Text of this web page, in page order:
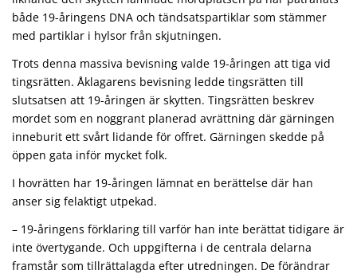
både 19-åringens DNA och tändsatspartiklar som stämmer
med partiklar i hylsor från skjutningen.
Trots denna massiva bevisning valde 19-åringen att tiga vid
tingsrätten. Åklagarens bevisning ledde tingsrätten till
slutsatsen att 19-åringen är skytten. Tingsrätten beskrev
mordet som en noggrant planerad avrättning där gärningen
inneburit ett svårt lidande för offret. Gärningen skedde på
öppen gata inför mycket folk.
I hovrätten har 19-åringen lämnat en berättelse där han
anser sig felaktigt utpekad.
– 19-åringens förklaring till varför han inte berättat tidigare är
inte övertygande. Och uppgifterna i de centrala delarna
framstår som tillrättalagda efter utredningen. De förändrar